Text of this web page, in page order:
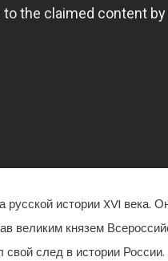
истории XVI века.
великим князем
свой след в истории России.